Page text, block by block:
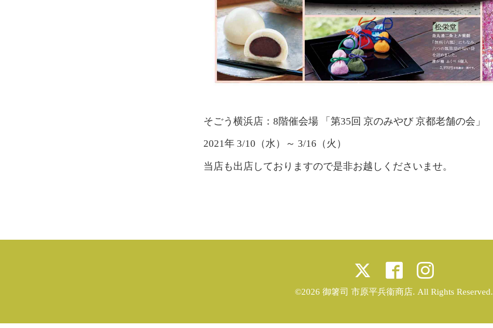
そごう横浜店：8階催会場 「第35回 京のみやび 京都老舗の会」
2021年 3/10（水）～ 3/16（火）
当店も出店しておりますので是非お越しくださいませ。
©2026 御箸司 市原平兵衞商店. All Rights Reserved.